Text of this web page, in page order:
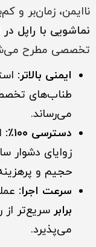
ناایمن، زمان‌بر و
نماشویی با راپل
تخصصی مطرح
ایمنی بالاتر:
طناب‌های
می‌رساند.
دسترسی ۱۰۰٪:
زوایای دشوار
حجیم و
سرعت اجرا:
برابر سریع‌تر
می‌پذیرد.